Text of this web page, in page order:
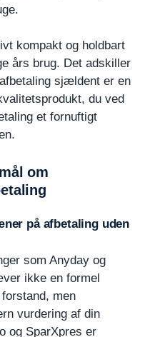
kompakt og holdbart
års brug. Det adskiller
sjældent er en
du ved
et fornuftigt
om
på afbetaling uden
som Anyday og
ikke en formel
men
vurdering af din
og SparXpres er